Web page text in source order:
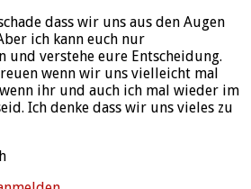
dass wir uns aus den Augen
ich kann euch nur
und verstehe eure Entscheidung.
wenn wir uns vielleicht mal
ihr und auch ich mal wieder im
Ich denke dass wir uns vieles zu